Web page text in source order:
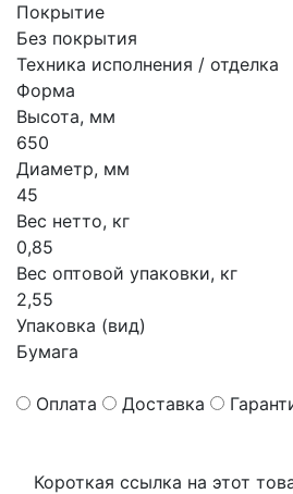
Покрытие
Без покрытия
Техника исполнения / отделка
Форма
Высота, мм
650
Диаметр, мм
45
Вес нетто, кг
0,85
Вес оптовой упаковки, кг
2,55
Упаковка (вид)
Бумага
Оплата Доставка
Короткая ссылка на этот